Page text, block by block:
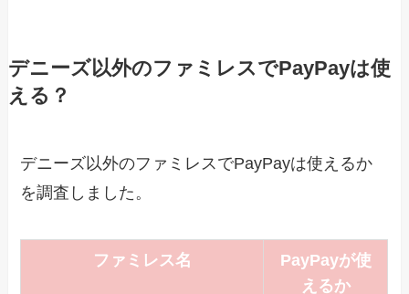
デニーズ以外のファミレスでPayPayは使
える？
デニーズ以外のファミレスでPayPayは使えるか
を調査しました。
ファミレス名
PayPayが使
えるか